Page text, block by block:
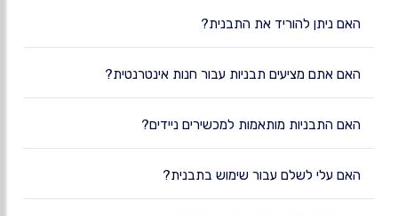
האם ניתן להוריד את התבנית?
האם אתם מציעים תבניות עבור חנות אינטרנטית?
האם התבניות מותאמות למכשירים ניידים?
האם עלי לשלם עבור שימוש בתבנית?